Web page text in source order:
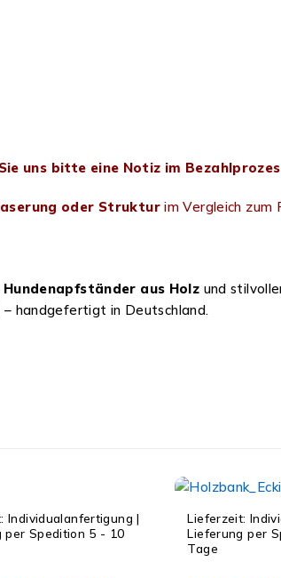
uns bitte eine Notiz im
oder Strukturim Vergleich zum
Hundenapfständer aus Holz und
handgefertigt in Deutschland.
Individualanfertigung |
per Spedition 5 - 10
Lieferzeit:
Lieferung per
Tage